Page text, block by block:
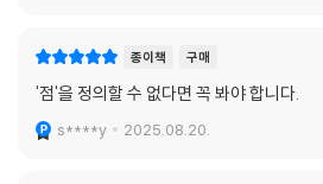
종이책 구매
'점'을 정의할 수 없다면 꼭 봐야 합니다.
s****y 2025.08.20.